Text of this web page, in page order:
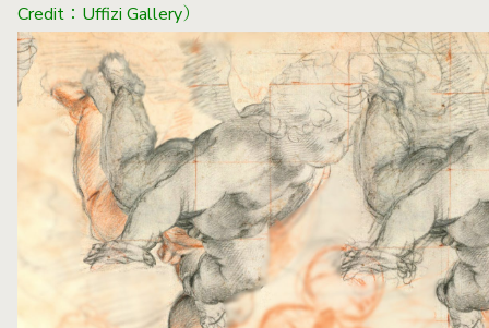
Credit： Uffizi Gallery）